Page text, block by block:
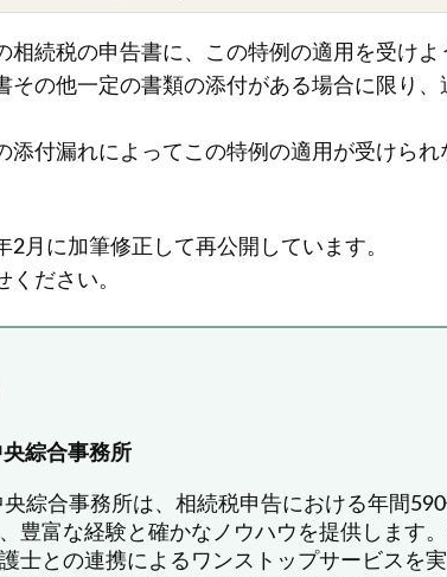
続税の申告書に、この特例の適用を受けよ
の他一定の書類の添付がある場合に限り、
付漏れによってこの特例の適用が受けられ
月に加筆修正して再公開しています。
ださい。
綜合事務所
綜合事務所は、相続税申告における年間
豊富な経験と確かなノウハウを提供します
士との連携によるワンストップサービスを